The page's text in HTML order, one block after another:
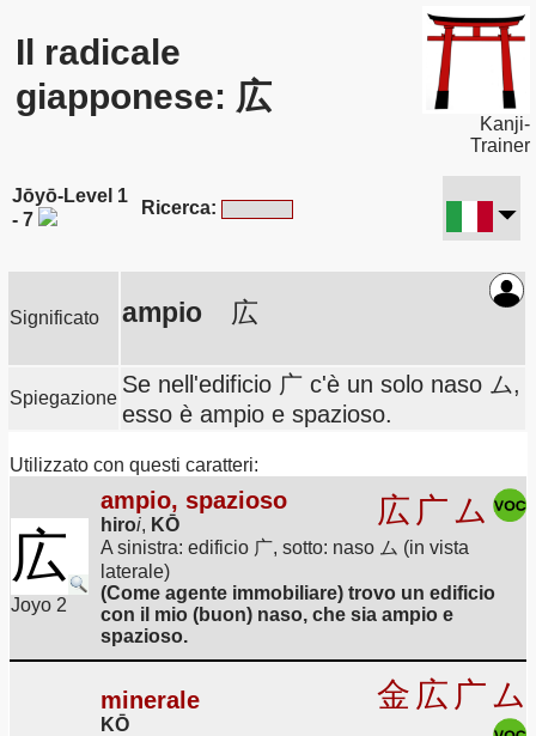
Il radicale
giapponese: 広
Kanji-
Trainer
Jōyō-Level 1
- 7
Ricerca:
Significato ampio 広
Spiegazione
Se nell'edificio 广 c'è un solo naso ム,
esso è ampio e spazioso.
Utilizzato con questi caratteri:
広
Joyo 2
ampio, spazioso
hiroi, KŌ 広 广ム
A sinistra: edificio 广, sotto: naso ム (in vista
laterale)
(Come agente immobiliare) trovo un edificio
con il mio (buon) naso, che sia ampio e
spazioso.
minerale
KŌ
金 広 广ム